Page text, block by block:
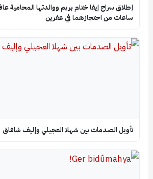
إطلاق سراح إيفا ختام بريم ووالدتها المحامية
ساعات من احتجازهما في عفرين
تأويل الصدمات بين شهلا العجيلي وإليف شافاق